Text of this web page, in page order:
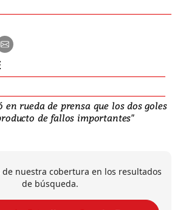
en rueda de prensa que los dos goles
de fallos importantes"
de nuestra cobertura en los resultados
de búsqueda.